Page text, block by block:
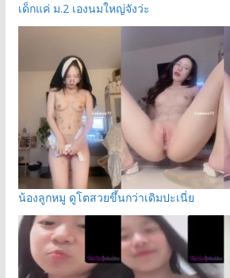
เด็กแค่ ม.2 เองนมใหญ่จังว่ะ
น้องลูกหมู ดูโตสวยขึ้นกว่าเดิมปะเนี่ย